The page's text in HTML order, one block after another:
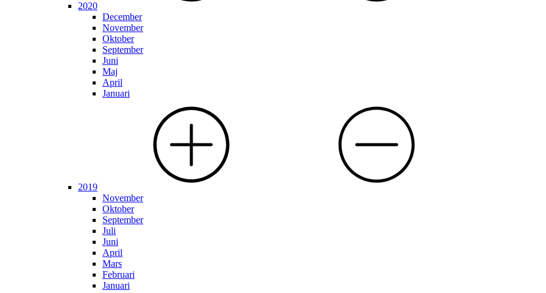
2020
December
November
Oktober
September
Juni
Maj
April
Januari
2019
November
Oktober
September
Juli
Juni
April
Mars
Februari
Januari